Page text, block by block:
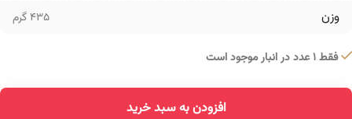
وزن 435 گرم
فقط 1 عدد در انبار موجود است
افزودن به سبد خرید